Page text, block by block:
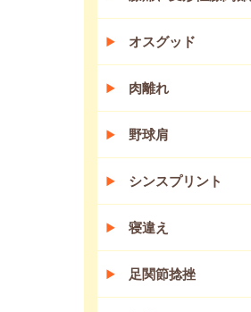
オスグッド
肉離れ
野球肩
シンスプリント
寝違え
足関節捻挫